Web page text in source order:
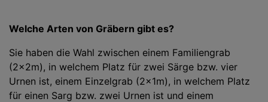
Welche Arten von Gräbern gibt es?
Sie haben die Wahl zwischen einem Familiengrab
(2x2m), in welchem Platz für zwei Särge bzw. vier
Urnen ist, einem Einzelgrab (2x1m), in welchem Platz
für einen Sarg bzw. zwei Urnen ist und einem